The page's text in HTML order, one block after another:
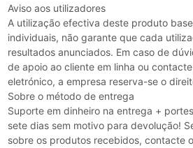
Aviso aos utilizadores
A utilização efectiva deste produto
individuais, não garante que cada
resultados anunciados. Em caso de
de apoio ao cliente em linha ou
eletrónico, a empresa reserva-se o
Sobre o método de entrega
Suporte em dinheiro na entrega +
sete dias sem motivo para devolução!
sobre os produtos recebidos, contacte